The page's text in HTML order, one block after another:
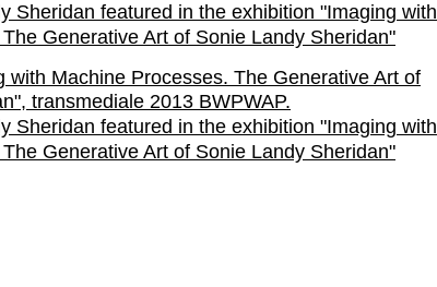
Sheridan featured in the exhibition "Imaging with
Generative Art of Sonie Landy Sheridan"
Sheridan featured in the exhibition "Imaging with
Generative Art of Sonie Landy Sheridan"